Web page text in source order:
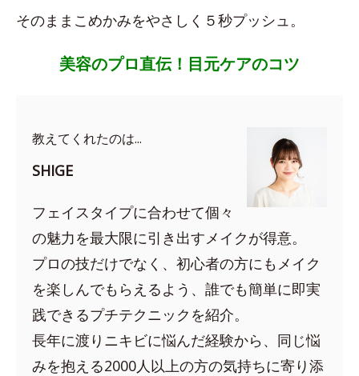
そのままこめかみをやさしく５秒プッシュ。
美容のプロ直伝！目元ケアのコツ
教えてくれたのは...
SHIGE
フェイスタイプに合わせて個々
の魅力を最大限に引き出すメイクが得意。
プロの技だけでなく、初心者の方にもメイク
を楽しんでもらえるよう、誰でも簡単に即実
践できるプチテクニックを紹介。
長年に渡りニキビに悩んだ経験から、同じ悩
みを抱える2000人以上の方の気持ちに寄り添